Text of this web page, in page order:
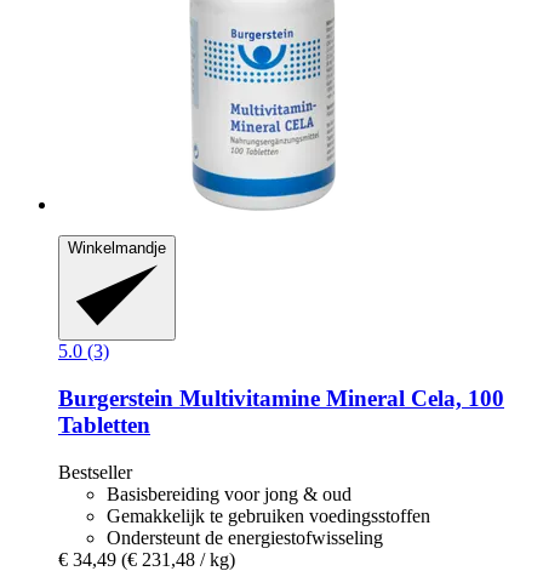
Winkelmandje
5.0 (3)
Burgerstein Multivitamine Mineral Cela, 100
Tabletten
Bestseller
Basisbereiding voor jong & oud
Gemakkelijk te gebruiken voedingsstoffen
Ondersteunt de energiestofwisseling
€ 34,49 (€ 231,48 / kg)